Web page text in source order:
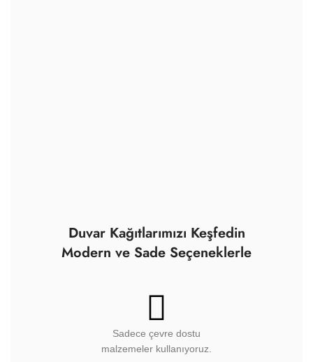
Duvar Kağıtlarımızı Keşfedin
Modern ve Sade Seçeneklerle
Sadece çevre dostu
malzemeler kullanıyoruz.